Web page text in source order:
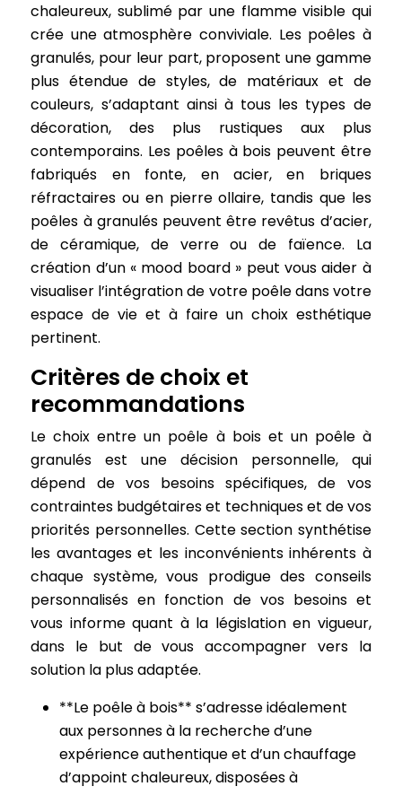
chaleureux, sublimé par une flamme visible qui
crée une atmosphère conviviale. Les poêles à
granulés, pour leur part, proposent une gamme
plus étendue de styles, de matériaux et de
couleurs, s’adaptant ainsi à tous les types de
décoration, des plus rustiques aux plus
contemporains. Les poêles à bois peuvent être
fabriqués en fonte, en acier, en briques
réfractaires ou en pierre ollaire, tandis que les
poêles à granulés peuvent être revêtus d’acier,
de céramique, de verre ou de faïence. La
création d’un « mood board » peut vous aider à
visualiser l’intégration de votre poêle dans votre
espace de vie et à faire un choix esthétique
pertinent.
Critères de choix et
recommandations
Le choix entre un poêle à bois et un poêle à
granulés est une décision personnelle, qui
dépend de vos besoins spécifiques, de vos
contraintes budgétaires et techniques et de vos
priorités personnelles. Cette section synthétise
les avantages et les inconvénients inhérents à
chaque système, vous prodigue des conseils
personnalisés en fonction de vos besoins et
vous informe quant à la législation en vigueur,
dans le but de vous accompagner vers la
solution la plus adaptée.
**Le poêle à bois** s’adresse idéalement
aux personnes à la recherche d’une
expérience authentique et d’un chauffage
d’appoint chaleureux, disposées à